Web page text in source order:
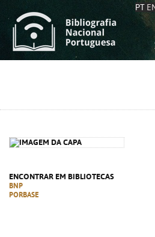
PT
ENCONTRAR EM BIBLIOTECAS
BNP
PORBASE